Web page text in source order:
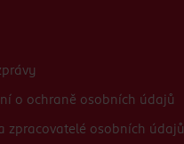
o ochraně osobních údajů
zpracovatelé osobních údajů